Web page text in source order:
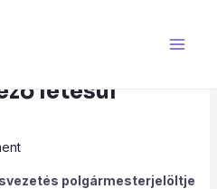
létesül
polgármesterjelöltje